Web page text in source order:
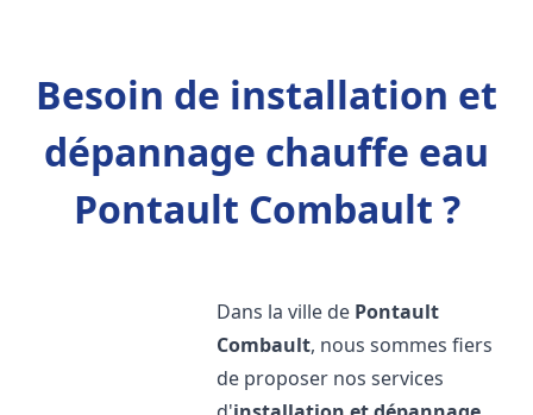
Besoin de installation et
dépannage chauffe eau
Pontault Combault ?
Dans la ville de Pontault
Combault, nous sommes fiers
de proposer nos services